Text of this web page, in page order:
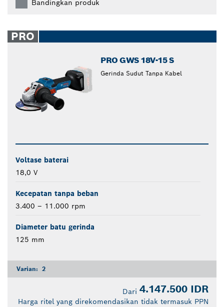
Bandingkan produk
PRO
PRO GWS 18V-15 S
Gerinda Sudut Tanpa Kabel
Voltase baterai
18,0 V
Kecepatan tanpa beban
3.400 – 11.000 rpm
Diameter batu gerinda
125 mm
Varian: 2
Dari 4.147.500 IDR
Harga ritel yang direkomendasikan tidak termasuk PPN